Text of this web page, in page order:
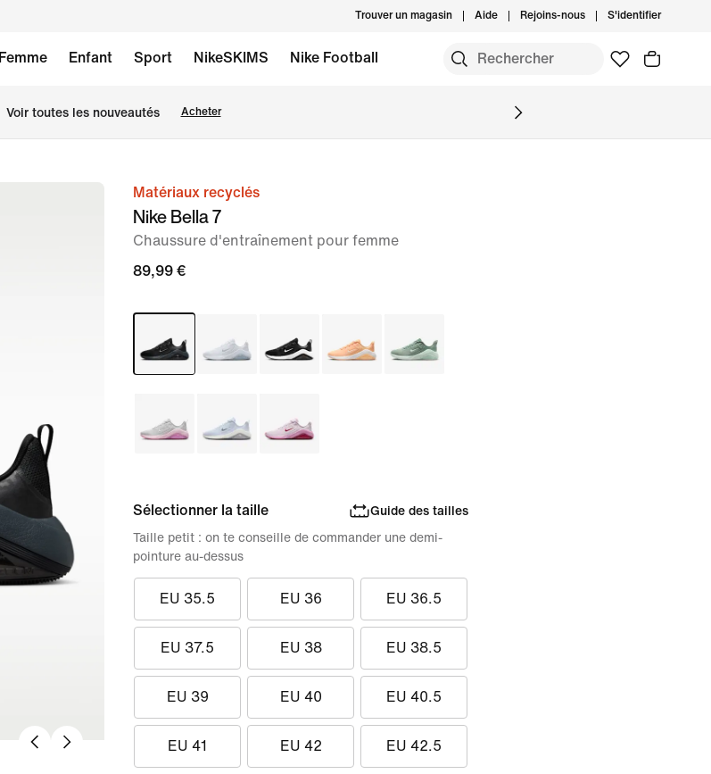
Trouver un magasin Aide Rejoins-nous S'identifier
Femme Enfant Sport NikeSKIMS Nike Football
Voir toutes les nouveautés Acheter
image 1Matériaux recyclés
Nike Bella 7
Chaussure d'entraînement pour femme
89,99 €
Sélectionner la taille Guide des tailles
EU 35.5 EU 36 EU 36.5
EU 37.5 EU 38 EU 38.5
EU 39 EU 40 EU 40.5
EU 41 EU 42 EU 42.5
Taille petit : on te conseille de commander une demi-
pointure au-dessus